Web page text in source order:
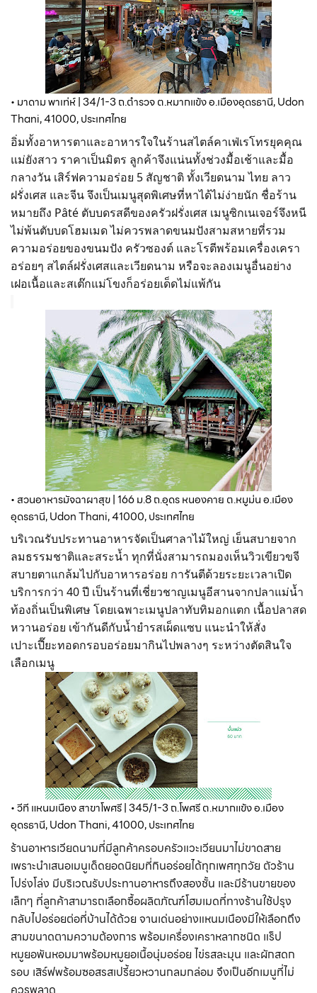
• มาดาม พาเท่ห์ | 34/1-3 ถ.ตำรวจ ต.หมากแข้ง อ.เมืองอุดรธานี, Udon
Thani, 41000, ประเทศไทย
อิ่มทั้งอาหารตาและอาหารใจในร้านสไตล์คาเฟ่เรโทรยุคคุณ
แม่ยังสาว ราคาเป็นมิตร ลูกค้าจึงแน่นทั้งช่วงมื้อเช้าและมื้อ
กลางวัน เสิร์ฟความอร่อย 5 สัญชาติ ทั้งเวียดนาม ไทย ลาว
ฝรั่งเศส และจีน จึงเป็นเมนูสุดพิเศษที่หาได้ไม่ง่ายนัก ชื่อร้าน
หมายถึง Pâté ตับบดรสดีของครัวฝรั่งเศส เมนูซิกเนเจอร์จึงหนี
ไม่พ้นตับบดโฮมเมด ไม่ควรพลาดขนมปังสามสหายที่รวม
ความอร่อยของขนมปัง ครัวซองต์ และโรตีพร้อมเครื่องเครา
อร่อยๆ สไตล์ฝรั่งเศสและเวียดนาม หรือจะลองเมนูอื่นอย่าง
เฝอเนื้อและสเต๊กแม่โขงก็อร่อยเด็ดไม่แพ้กัน
• สวนอาหารมัจฉาผาสุข | 166 ม.8 ถ.อุดร หนองคาย ต.หมูม่น อ.เมือง
อุดรธานี, Udon Thani, 41000, ประเทศไทย
บริเวณรับประทานอาหารจัดเป็นศาลาไม้ใหญ่ เย็นสบายจาก
ลมธรรมชาติและสระน้ำ ทุกที่นั่งสามารถมองเห็นวิวเขียวขจี
สบายตาแกล้มไปกับอาหารอร่อย การันตีด้วยระยะเวลาเปิด
บริการกว่า 40 ปี เป็นร้านที่เชี่ยวชาญเมนูอีสานจากปลาแม่น้ำ
ท้องถิ่นเป็นพิเศษ โดยเฉพาะเมนูปลาทับทิมอกแตก เนื้อปลาสด
หวานอร่อย เข้ากันดีกับน้ำยำรสเผ็ดแซบ แนะนำให้สั่ง
เปาะเปี๊ยะทอดกรอบอร่อยมากินไปพลางๆ ระหว่างตัดสินใจ
เลือกเมนู
• วีที แหนมเนือง สาขาโพศรี | 345/1-3 ถ.โพศรี ต.หมากแข้ง อ.เมือง
อุดรธานี, Udon Thani, 41000, ประเทศไทย
ร้านอาหารเวียดนามที่มีลูกค้าครอบครัวแวะเวียนมาไม่ขาดสาย
เพราะนำเสนอเมนูเด็ดยอดนิยมที่กินอร่อยได้ทุกเพศทุกวัย ตัวร้าน
โปร่งโล่ง มีบริเวณรับประทานอาหารถึงสองชั้น และมีร้านขายของ
เล็กๆ ที่ลูกค้าสามารถเลือกซื้อผลิตภัณฑ์โฮมเมดที่ทางร้านใช้ปรุง
กลับไปอร่อยต่อที่บ้านได้ด้วย จานเด่นอย่างแหนมเนืองมีให้เลือกถึง
สามขนาดตามความต้องการ พร้อมเครื่องเคราหลากชนิด แร็ป
หมูยอพันหอมมาพร้อมหมูยอเนื้อนุ่มอร่อย ไข่รสละมุน และผักสดก
รอบ เสิร์ฟพร้อมซอสรสเปรี้ยวหวานกลมกล่อม จึงเป็นอีกเมนูที่ไม่